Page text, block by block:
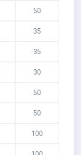
50
35
35
30
50
50
100